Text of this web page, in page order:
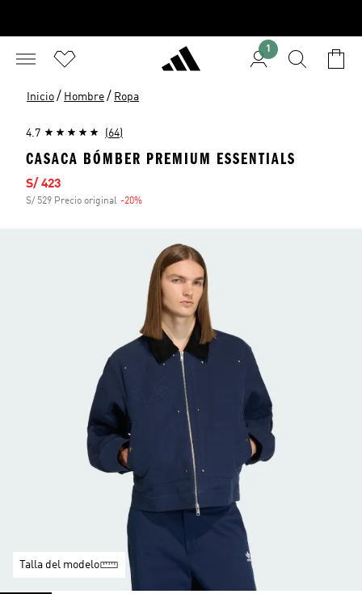
1
Inicio / Hombre / Ropa
4.7 (64)
CASACA BÓMBER PREMIUM ESSENTIALS
Precio de venta
S/ 423
S/ 529 Precio original -20%
Talla del modelo